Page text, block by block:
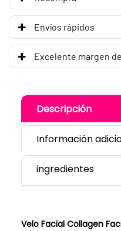
Envíos rápidos
Excelente margen
Descripción
Información
ingredientes
Velo Facial Collagen